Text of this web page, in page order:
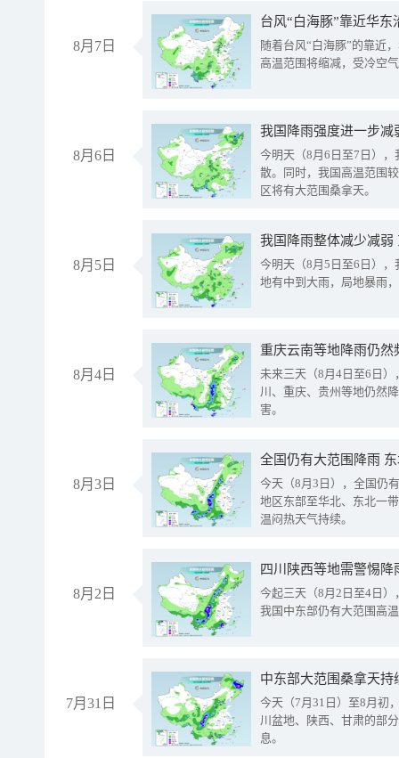
8月7日
台风“白海豚”靠近华
随着台风“白海豚”的靠近
高温范围将缩减，受冷空
8月6日
今明天（8月6日至7日）
散。同时，我国高温范围
区将有大范围桑拿天。
8月5日
我国降雨整体减少减弱
今明天（8月5日至6日）
地有中到大雨，局地暴雨
8月4日
重庆云南等地降雨仍然
未来三天（8月4日至6日
川、重庆、贵州等地仍然
害。
8月3日
全国仍有大范围降雨
今天（8月3日），全国仍
地区东部至华北、东北一
温闷热天气持续。
8月2日
今起三天（8月2日至4日
我国中东部仍有大范围高
7月31日
中东部大范围桑拿天
今天（7月31日）至8月初
川盆地、陕西、甘肃的部
息。